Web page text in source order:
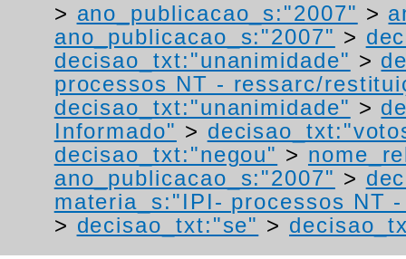
> ano_publicacao_s:"2007" >
ano_publicacao_s:"2007" >
decisao_txt:"unanimidade" >
processos NT - ressarc/
decisao_txt:"unanimidade" >
Informado" >
decisao_txt:"negou" >
ano_publicacao_s:"2007" >
materia_s:"IPI- processos NT
> decisao_txt:"se" >